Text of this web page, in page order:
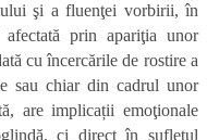
şi a fluenţei vorbirii, în
prin apariţia unor
cu încercările de rostire a
sau chiar din cadrul unor
are implicații emoţionale
ci direct în sufletul